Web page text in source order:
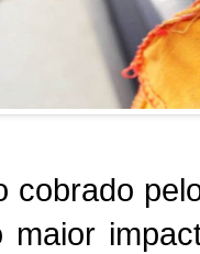
cobrado
maior